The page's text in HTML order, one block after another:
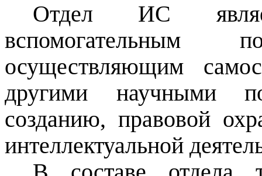
Отдел ИС
вспомогательным
осуществляющим
другими научными
созданию, правовой
интеллектуальной